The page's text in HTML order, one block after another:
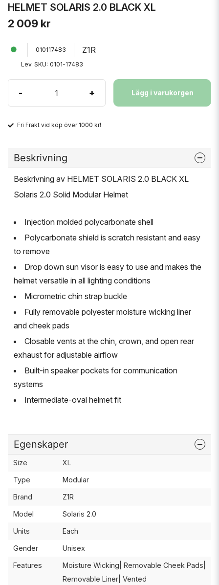
HELMET SOLARIS 2.0 BLACK XL
2 009 kr
010117483 Z1R
Lev. SKU: 0101-17483
- + Lägg i varukorgen
Fri Frakt vid köp över 1000 kr!
Beskrivning
Beskrivning av HELMET SOLARIS 2.0 BLACK XL
Solaris 2.0 Solid Modular Helmet
Injection molded polycarbonate shell
Polycarbonate shield is scratch resistant and easy
to remove
Drop down sun visor is easy to use and makes the
helmet versatile in all lighting conditions
Micrometric chin strap buckle
Fully removable polyester moisture wicking liner
and cheek pads
Closable vents at the chin, crown, and open rear
exhaust for adjustable airflow
Built-in speaker pockets for communication
systems
Intermediate-oval helmet fit
Egenskaper
Size XL
Type Modular
Brand Z1R
Model Solaris 2.0
Units Each
Gender Unisex
Features
Moisture Wicking| Removable Cheek Pads|
Removable Liner| Vented